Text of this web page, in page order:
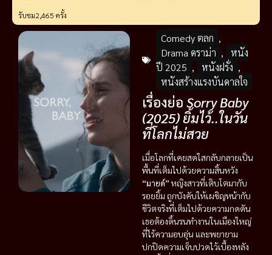
รับชม2,465 ครั้ง
Comedy ตลก ,
Drama ดราม่า ,
หนัง
ปี 2025 , หนังฝรั่ง ,
หนังสร้างแรงบันดาลใจ
เรื่องย่อ Sorry Baby
(2025) ยิ้มไว้..ในวัน
ที่โลกไม่สวย
เมื่อโลกที่เคยสดใสกลับกลายเป็น
พื้นที่เต็มไปด้วยความสิ้นหวัง
“มายด์” หญิงสาวที่เติบโตมากับ
รอยยิ้ม ถูกบังคับให้เผชิญหน้ากับ
ชีวิตจริงที่เต็มไปด้วยความกดดัน
เธอต้องดิ้นรนทำงานในเมืองใหญ่
ที่ไร้ความอบอุ่น และพยายาม
ปกปิดความเจ็บปวดไว้เบื้องหลัง